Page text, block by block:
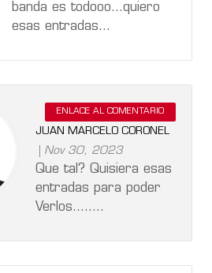
banda es todooo...quiero
esas entradas...
ENLACE AL COMENTARIO
JUAN MARCELO CORONEL
Nov 30, 2023
Que tal? Quisiera esas
entradas para poder
Verlos........